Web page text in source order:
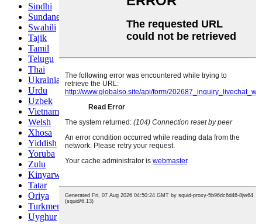
Sindhi
Sundanese
Swahili
Tajik
Tamil
Telugu
Thai
Ukrainian
Urdu
Uzbek
Vietnamese
Welsh
Xhosa
Yiddish
Yoruba
Zulu
Kinyarwanda
Tatar
Oriya
Turkmen
Uyghur